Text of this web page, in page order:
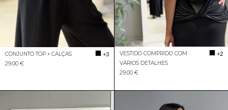
CONJUNTO TOP + CALÇAS
+3
29.00 €
VESTIDO COMPRIDO COM
VÁRIOS DETALHES
+2
29.00 €